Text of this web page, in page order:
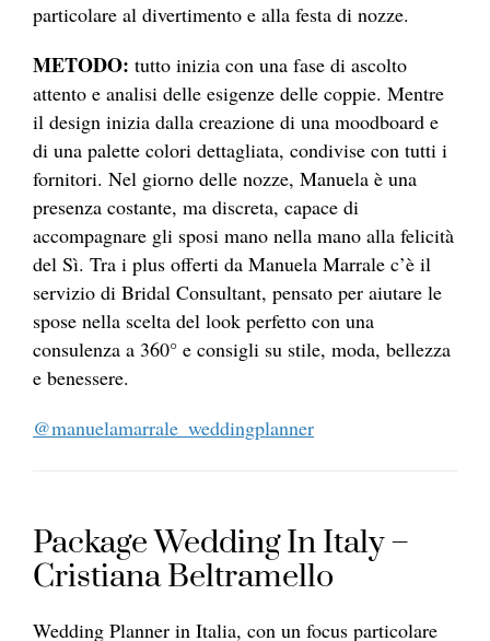
particolare al divertimento e alla festa di nozze.
METODO: tutto inizia con una fase di ascolto
attento e analisi delle esigenze delle coppie. Mentre
il design inizia dalla creazione di una moodboard e
di una palette colori dettagliata, condivise con tutti i
fornitori. Nel giorno delle nozze, Manuela è una
presenza costante, ma discreta, capace di
accompagnare gli sposi mano nella mano alla felicità
del Sì. Tra i plus offerti da Manuela Marrale c’è il
servizio di Bridal Consultant, pensato per aiutare le
spose nella scelta del look perfetto con una
consulenza a 360° e consigli su stile, moda, bellezza
e benessere.
@manuelamarrale_weddingplanner
Package Wedding In Italy –
Cristiana Beltramello
Wedding Planner in Italia, con un focus particolare